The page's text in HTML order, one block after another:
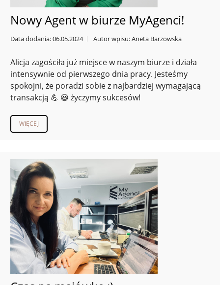
Nowy Agent w biurze MyAgenci!
Data dodania: 06.05.2024 Autor wpisu: Aneta Barzowska
Alicja zagościła już miejsce w naszym biurze i działa
intensywnie od pierwszego dnia pracy. Jesteśmy
spokojni, że poradzi sobie z najbardziej wymagającą
transakcją 💪 😃 życzymy sukcesów!
WIĘCEJ